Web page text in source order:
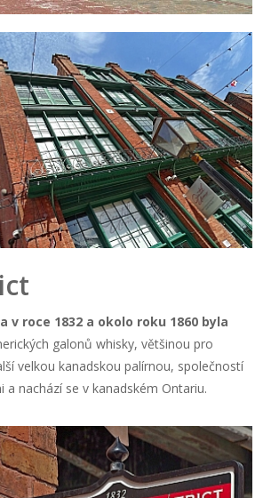
roce 1832 a okolo roku 1860 byla
galonů whisky, většinou pro
velkou kanadskou palírnou, společností
a nachází se v kanadském Ontariu.